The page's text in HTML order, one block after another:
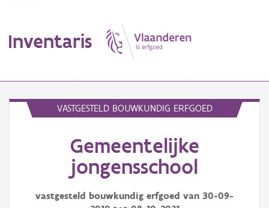
Inventaris
Aanduidingsobject
Waarneming
VASTGESTELD BOUWKUNDIG ERFGOED
Gemeentelijke
jongensschool
vastgesteld bouwkundig erfgoed van 30-09-